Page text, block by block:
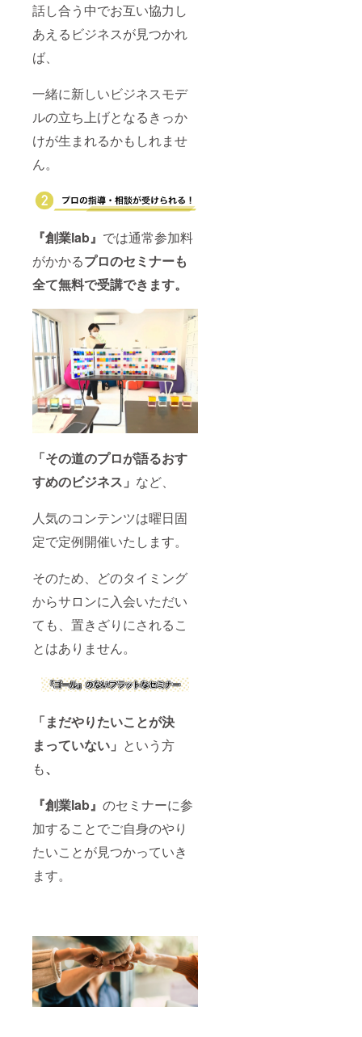
話し合う中でお互い協力し
あえるビジネスが見つかれ
ば、
一緒に新しいビジネスモデ
ルの立ち上げとなるきっか
けが生まれるかもしれませ
ん。
『創業lab』 では通常参加料
がかかるプロのセミナーも
全て無料で受講できます。
「その道のプロが語るおす
すめのビジネス」 など、
人気のコンテンツは曜日固
定で定例開催いたします。
そのため、どのタイミング
からサロンに入会いただい
ても、置きざりにされるこ
とはありません。
「まだやりたいことが決
まっていない」 という方
も、
『創業lab』 のセミナーに参
加することでご自身のやり
たいことが見つかっていき
ます。